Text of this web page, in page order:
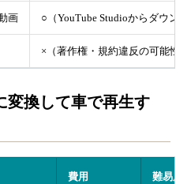
画 ○（YouTube Studioからダウン
×（著作権・規約違反の可能性）
変換して車で再生す
費用 難易度